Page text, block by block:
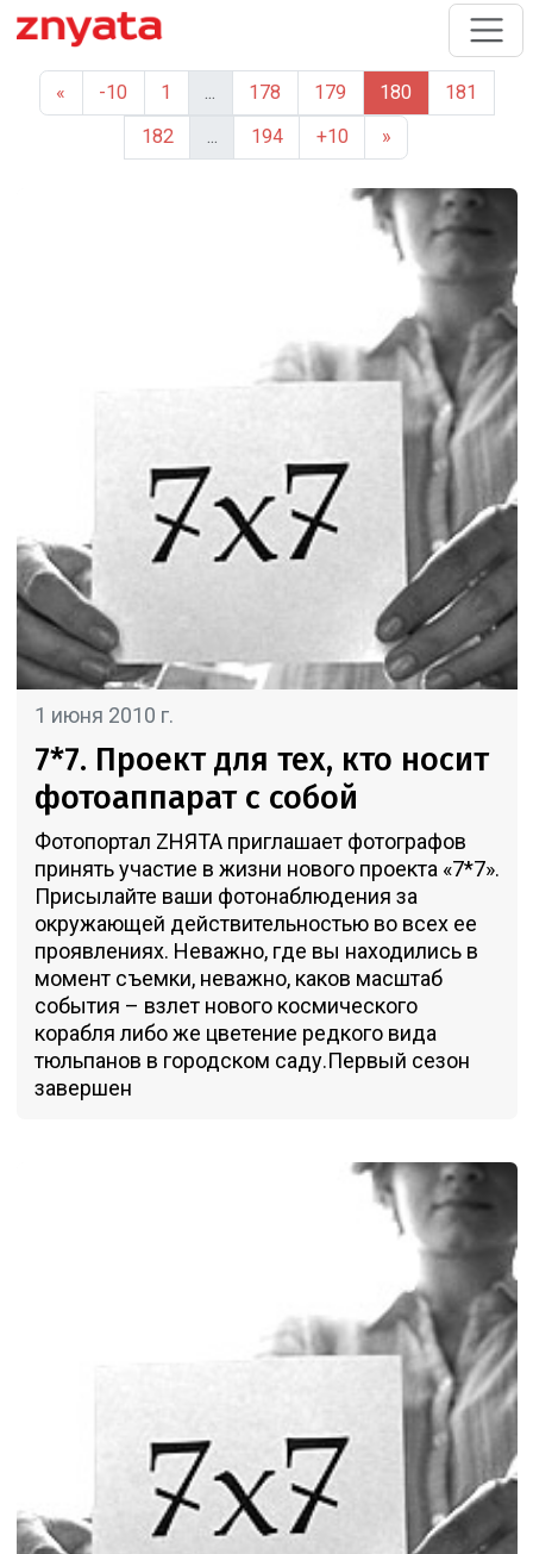
« -10 1 ... 178 179 180
181
182
... 194 +10 »
1 июня 2010 г.
7*7. Проект для тех, кто носит
фотоаппарат с собой
Фотопортал ZНЯТА приглашает фотографов
принять участие в жизни нового проекта «7*7».
Присылайте ваши фотонаблюдения за
окружающей действительностью во всех ее
проявлениях. Неважно, где вы находились в
момент съемки, неважно, каков масштаб
события – взлет нового космического
корабля либо же цветение редкого вида
тюльпанов в городском саду.Первый сезон
завершен